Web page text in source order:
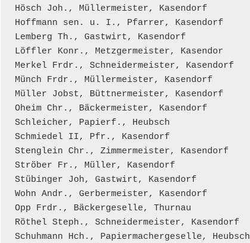
Hösch Joh., Müllermeister, Kasendorf
Hoffmann sen. u. I., Pfarrer, Kasendorf
Lemberg Th., Gastwirt, Kasendorf
Löffler Konr., Metzgermeister, Kasendor
Merkel Frdr., Schneidermeister, Kasendorf
Münch Frdr., Müllermeister, Kasendorf
Müller Jobst, Büttnermeister, Kasendorf
Oheim Chr., Bäckermeister, Kasendorf
Schleicher, Papierf., Heubsch
Schmiedel II, Pfr., Kasendorf
Stenglein Chr., Zimmermeister, Kasendorf
Ströber Fr., Müller, Kasendorf
Stübinger Joh, Gastwirt, Kasendorf
Wohn Andr., Gerbermeister, Kasendorf
Opp Frdr., Bäckergeselle, Thurnau
Röthel Steph., Schneidermeister, Kasendorf
Schuhmann Hch., Papiermachergeselle, Heubsch